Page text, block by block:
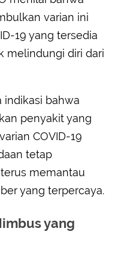
varian ini
19 yang tersedia
melindungi diri dari
indikasi bahwa
penyakit yang
COVID-19
tetap
memantau
yang terpercaya.
yang